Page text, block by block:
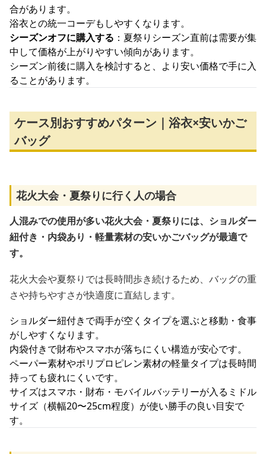
合があります。
浴衣との統一コーデもしやすくなります。
シーズンオフに購入する ：夏祭りシーズン直前は需要が集
中して価格が上がりやすい傾向があります。
シーズン前後に購入を検討すると、より安い価格で手に入
ることがあります。
ケース別おすすめパターン｜浴衣×安いかご
バッグ
花火大会・夏祭りに行く人の場合
人混みでの使用が多い花火大会・夏祭りには、ショルダー
紐付き・内袋あり・軽量素材の安いかごバッグが最適で
す。
花火大会や夏祭りでは長時間歩き続けるため、バッグの重
さや持ちやすさが快適度に直結します。
ショルダー紐付きで両手が空くタイプを選ぶと移動・食事
がしやすくなります。
内袋付きで財布やスマホが落ちにくい構造が安心です。
ペーパー素材やポリプロピレン素材の軽量タイプは長時間
持っても疲れにくいです。
サイズはスマホ・財布・モバイルバッテリーが入るミドル
サイズ（横幅20〜25cm程度）が使い勝手の良い目安で
す。